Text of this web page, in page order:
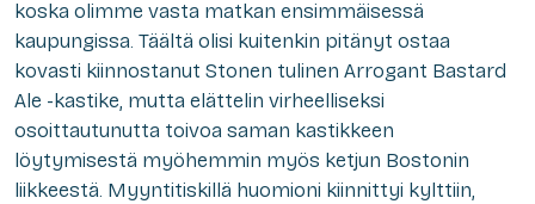
koska olimme vasta matkan ensimmäisessä
kaupungissa. Täältä olisi kuitenkin pitänyt ostaa
kovasti kiinnostanut Stonen tulinen Arrogant Bastard
Ale -kastike, mutta elättelin virheelliseksi
osoittautunutta toivoa saman kastikkeen
löytymisestä myöhemmin myös ketjun Bostonin
liikkeestä. Myyntitiskillä huomioni kiinnittyi kylttiin,